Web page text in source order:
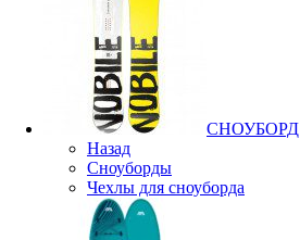
СНОУБОРД
Назад
Сноуборды
Чехлы для сноуборда